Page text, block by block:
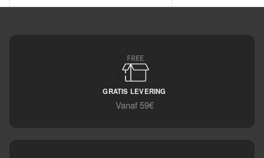
GRATIS LEVERING
Vanaf 59€